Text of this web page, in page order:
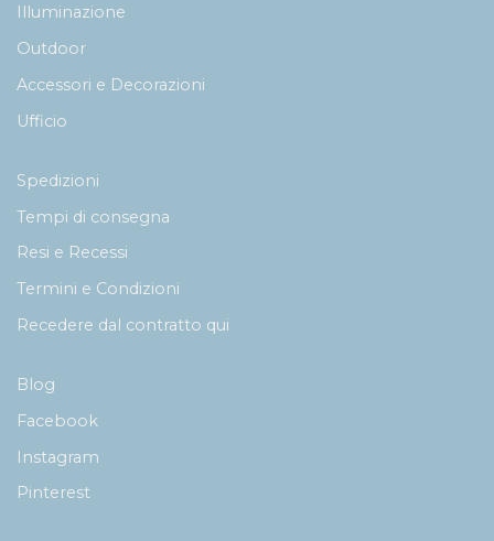
Illuminazione
Outdoor
Accessori e Decorazioni
Ufficio
Spedizioni
Tempi di consegna
Resi e Recessi
Termini e Condizioni
Recedere dal contratto qui
Blog
Facebook
Instagram
Pinterest